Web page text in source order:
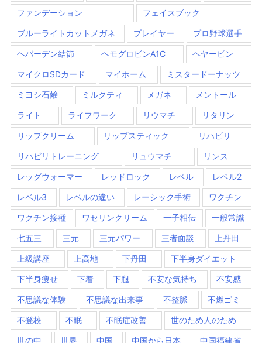
ファンデーション フェイスブック
ブルーライトカットメガネ プレイヤー プロ野球選手
ヘパーデン結節 ヘモグロビンA1C ヘヤーピン
マイクロSDカード マイホーム ミスタードーナッツ
ミヨシ石鹸 ミルクティ メガネ メントール
ライト ライフワーク リウマチ リタリン
リップクリーム リップスティック リハビリ
リハビリトレーニング リュウマチ リンス
レッグウォーマー レッドロック レベル レベル2
レベル3 レベルの違い レーシック手術 ワクチン
ワクチン接種 ワセリンクリーム 一子相伝 一般常識
七五三 三元 三元パワー 三者面談 上丹田
上級講座 上高地 下丹田 下半身ダイエット
下半身痩せ 下着 下腿 不安な気持ち 不安感
不思議な体験 不思議な出来事 不整脈 不燃ゴミ
不登校 不眠 不眠症改善 世のため人のため
世の中 世界 中国 中国から日本 中国福建省